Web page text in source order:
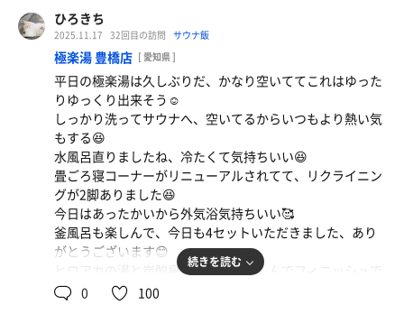
味噌ラーメンと餃子
独特の味で美味しいよね、いつも混んでる☺️餃子もう
まかった🥟
☺️汗で溶けてきたら塗り塗り気持ちいい☺️
今日も4セットいただきました、ありがとうございます😊
いい香りで気持ち良すぎて塩サウナ2回入りました、塩2な
んて初めて♡肌トゥルトゥル
壺湯がめっちゃ泡出てて気持ち良かった、ウィルキンソン
強炭酸泉って感じでした🫧🫧🫧
ゆのゆいいね👍また来ます🏃
ひろきち
2025.11.17 32回目の訪問 サウナ飯
極楽湯 豊橋店 [ 愛知県 ]
平日の極楽湯は久しぶりだ、かなり空いててこれはゆった
りゆっくり出来そう☺️
しっかり洗ってサウナへ、空いてるからいつもより熱い気
もする😆
水風呂直りましたね、冷たくて気持ちいい😆
畳ごろ寝コーナーがリニューアルされてて、リクライニン
グが2脚ありました😆
今日はあったかいから外気浴気持ちいい🥰
釜風呂も楽しんで、今日も4セットいただきました、あり
がとうございます😊
ヒロアカの湯と炭酸泉もゆっくり楽しんでフィニッシュで
した😌
続きを読む
0 100